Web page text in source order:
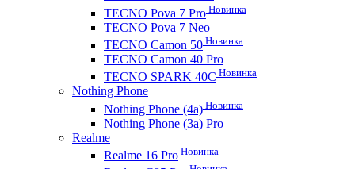
TECNO Pova 7 Pro Новинка
TECNO Pova 7 Neo
TECNO Camon 50 Новинка
TECNO Camon 40 Pro
TECNO SPARK 40C Новинка
Nothing Phone
Nothing Phone (4a) Новинка
Nothing Phone (3a) Pro
Realme
Realme 16 Pro Новинка